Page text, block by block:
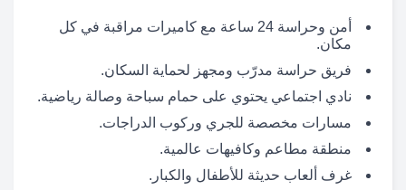
أمن وحراسة 24 ساعة مع كاميرات مراقبة في كل
مكان.
فريق حراسة مدرّب ومجهز لحماية السكان.
نادي اجتماعي يحتوي على حمام سباحة وصالة رياضية.
مسارات مخصصة للجري وركوب الدراجات.
منطقة مطاعم وكافيهات عالمية.
غرف ألعاب حديثة للأطفال والكبار.